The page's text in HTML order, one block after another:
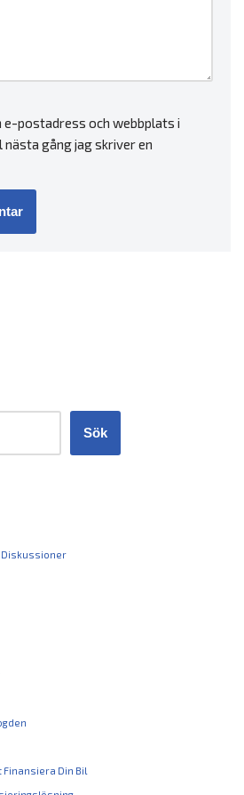
e-postadress och webbplats i
gång jag skriver en
Sök
Diskussioner
Finansiera Din Bil